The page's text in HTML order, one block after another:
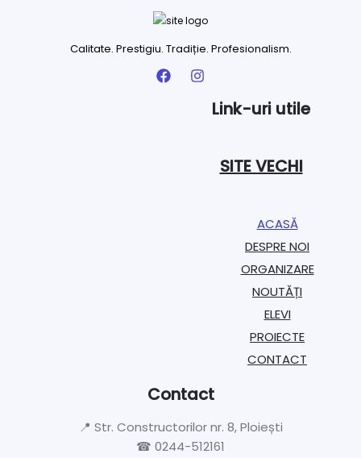
Calitate. Prestigiu. Tradiție. Profesionalism.
Link-uri utile
SITE VECHI
ACASĂ
DESPRE NOI
ORGANIZARE​
NOUTĂȚI
ELEVI
PROIECTE​
CONTACT
Contact
📍 Str. Constructorilor nr. 8, Ploiești
☎ 0244-512161